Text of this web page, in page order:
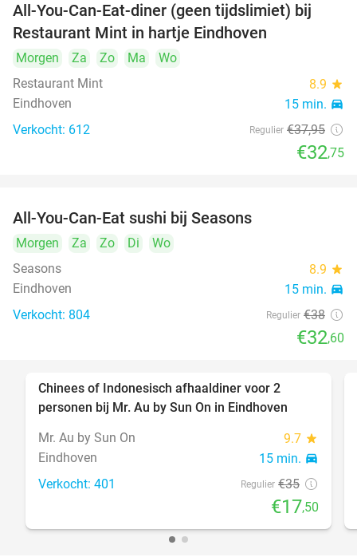
14%
All-You-Can-Eat-diner (geen tijdslimiet) bij
Restaurant Mint in hartje Eindhoven
Morgen Za Zo Ma
Wo
Restaurant Mint
8.9 star
Eindhoven 15 min. directions_car
Verkocht: 612 Regulier €37,95
€32,75
All-You-Can-Eat sushi bij Seasons
Morgen Za Zo Di
Wo
Seasons
8.9 star
Eindhoven 15 min. directions_car
Verkocht: 804 Regulier €38
€32,60
Chinees of Indonesisch afhaaldiner voor 2
personen bij Mr. Au by Sun On in Eindhoven
Mr. Au by Sun On
9.7 star
Eindhoven 15 min. directions_car
Verkocht: 401 Regulier €35
€17,50